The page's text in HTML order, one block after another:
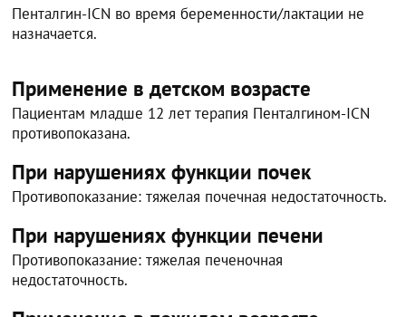
Пенталгин-ICN во время беременности/лактации не
назначается.
Применение в детском возрасте
Пациентам младше 12 лет терапия Пенталгином-ICN
противопоказана.
При нарушениях функции почек
Противопоказание: тяжелая почечная недостаточность.
При нарушениях функции печени
Противопоказание: тяжелая печеночная
недостаточность.